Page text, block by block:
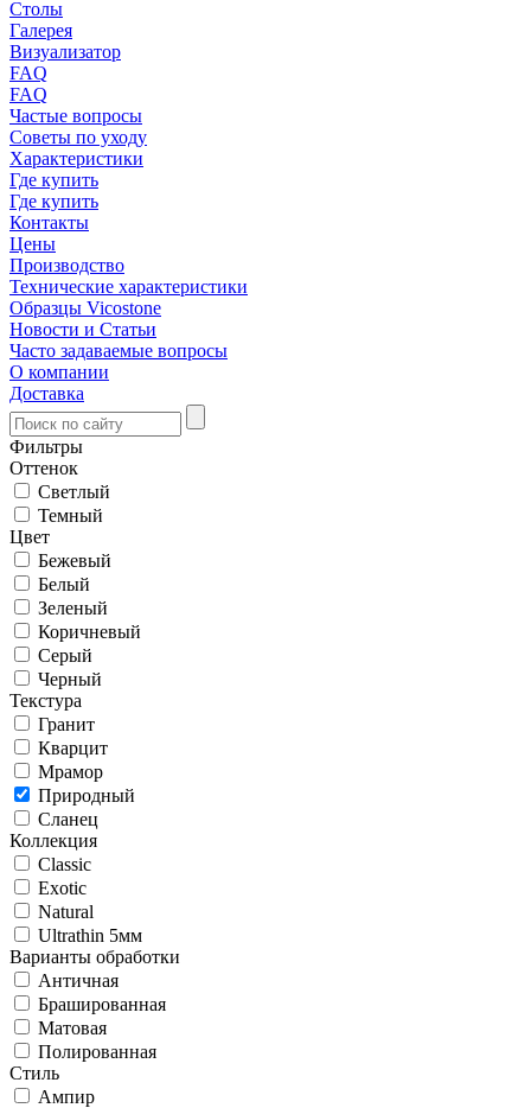
Столы
Галерея
Визуализатор
FAQ
FAQ
Частые вопросы
Советы по уходу
Характеристики
Где купить
Где купить
Контакты
Цены
Производство
Технические характеристики
Образцы Vicostone
Новости и Статьи
Часто задаваемые вопросы
О компании
Доставка
Фильтры
Оттенок
Светлый
Темный
Цвет
Бежевый
Белый
Зеленый
Коричневый
Серый
Черный
Текстура
Гранит
Кварцит
Мрамор
Природный
Сланец
Коллекция
Classic
Exotic
Natural
Ultrathin 5мм
Варианты обработки
Античная
Брашированная
Матовая
Полированная
Стиль
Ампир